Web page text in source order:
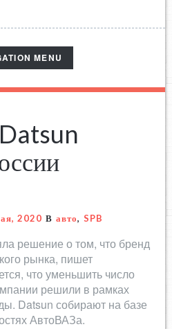
MENU
2020 В авто, SPB
решение о том, что бренд
рынка, пишет
что уменьшить число
решили в рамках
Datsun собирают на базе
АвтоВАЗа.